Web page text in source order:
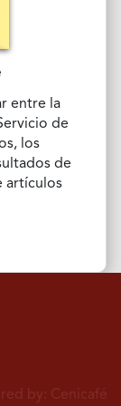
entre la
de
los
de
artículos
by: Cenicafé